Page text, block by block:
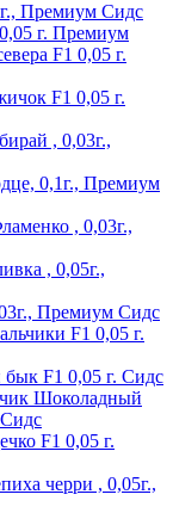
Премиум Сидс
г. Пpeмиyм
F1 0,05 г.
F1 0,05 г.
, 0,03г.,
0,1г., Премиум
, 0,03г.,
, 0,05г.,
Премиум Сидс
F1 0,05 г.
F1 0,05 г. Сидс
Шоколадный
F1 0,05 г.
черри , 0,05г.,